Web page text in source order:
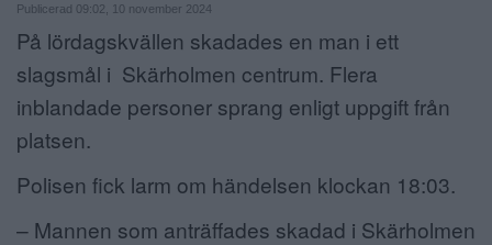
NÄRINGSLIV
MER
Publicerad 09:02, 10 november 2024
På lördagskvällen skadades en man i ett
slagsmål i Skärholmen centrum. Flera
inblandade personer sprang enligt uppgift från
platsen.
Polisen fick larm om händelsen klockan 18:03.
– Mannen som anträffades skadad i Skärholmen